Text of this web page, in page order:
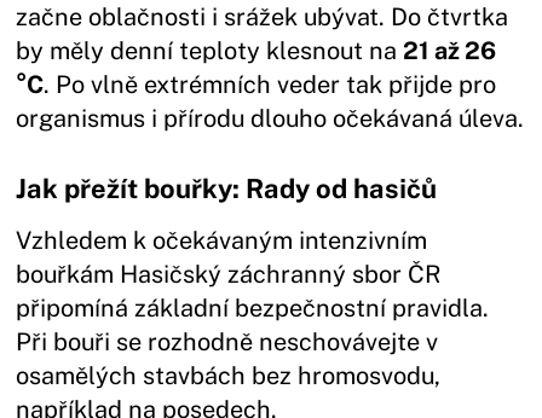
začne oblačnosti i srážek ubývat. Do čtvrtka
by měly denní teploty klesnout na 21 až 26
°C. Po vlně extrémních veder tak přijde pro
organismus i přírodu dlouho očekávaná úleva.
Jak přežít bouřky: Rady od hasičů
Vzhledem k očekávaným intenzivním
bouřkám Hasičský záchranný sbor ČR
připomíná základní bezpečnostní pravidla.
Při bouři se rozhodně neschovávejte v
osamělých stavbách bez hromosvodu,
například na posedech.